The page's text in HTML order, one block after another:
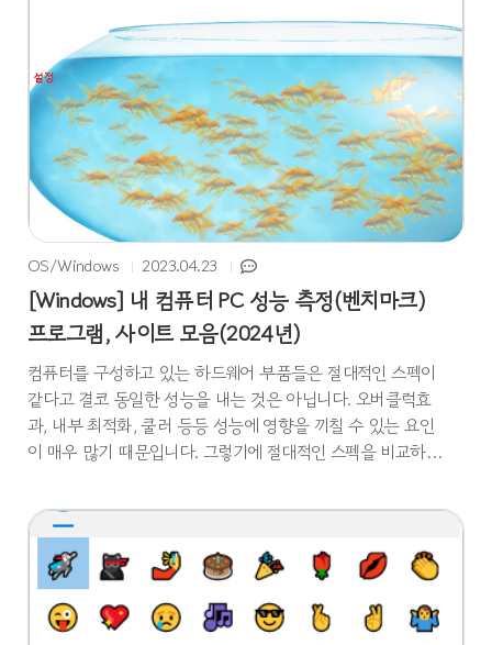
일 복구 프로그램입니다. 데이터 복구에 특화된 기능과 초보
자도 쉽게 사용할 수 있는 직관적인 인터페이스를 제공해 누
구나 간편하게 삭제된 파일이나 손상된 데이터를 복원할 수
있을 것 같아요. 다행히 저도 유실되었던 사진들을 복구할 수
있었습니다. 테너쉐어 4DDiG 주요 특징다양한 복구 대상사
OS/Windows 2023.04.23
[Windows] 내 컴퓨터 PC 성능 측정(벤치마크)
프로그램, 사이트 모음(2024년)
컴퓨터를 구성하고 있는 하드웨어 부품들은 절대적인 스펙이
같다고 결코 동일한 성능을 내는 것은 아닙니다. 오버클럭효
과, 내부 최적화, 쿨러 등등 성능에 영향을 끼칠 수 있는 요인
이 매우 많기 때문입니다. 그렇기에 절대적인 스펙을 비교하는
행하는 연산성능을 시험하여 수치화하는 벤치마크 프로그램
으로 측정해 보는 것이 가장 정확합니다. 벤치마크 프로그
램 3DMARK3DMARK 다운로드 링크전세계적으로 가장 인기
있는 벤치마크 프로그램 3DMARK입니다. 상당히 좋은 벤치
마크 툴을 무료로 사용할 수 있으며 결괏값도 직관적으로 확
인할 수 있습니다. 단 소프트웨어 용량이 많다는 점은 단점입